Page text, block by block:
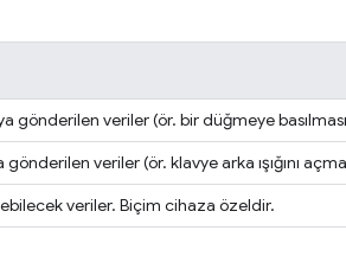
gönderilen veriler (ör. bir düğmeye
veriler (ör. klavye arka ışığını
veriler. Biçim cihaza özeldir.